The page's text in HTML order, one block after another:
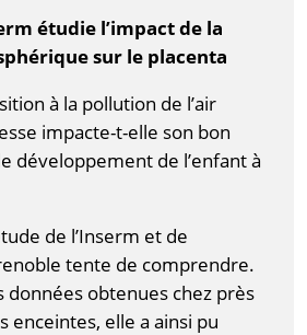
étudie l’impact de la
sur le placenta
à la pollution de l’air
impacte-t-elle son bon
développement de l’enfant à
de l’Inserm et de
tente de comprendre.
données obtenues chez près
enceintes, elle a ainsi pu